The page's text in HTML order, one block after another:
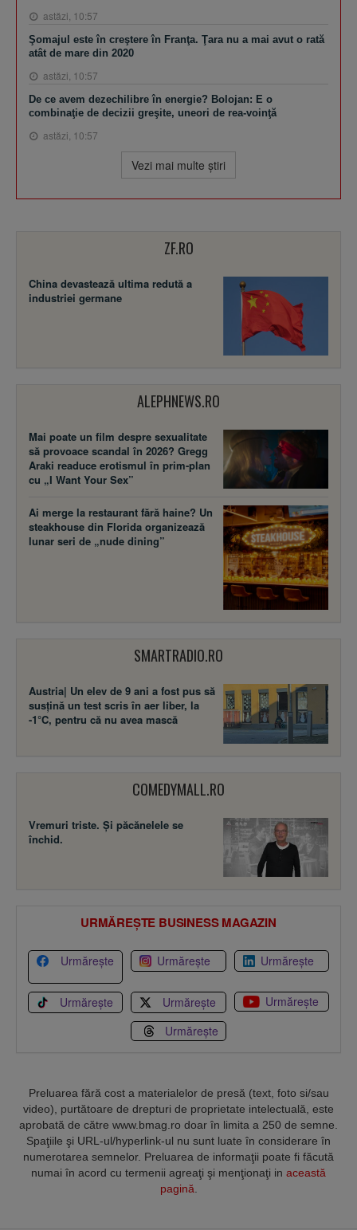
astăzi, 10:57
Şomajul este în creştere în Franţa. Ţara nu a mai avut o rată
atât de mare din 2020
astăzi, 10:57
De ce avem dezechilibre în energie? Bolojan: E o
combinaţie de decizii greşite, uneori de rea-voinţă
astăzi, 10:57
Vezi mai multe ştiri
ZF.RO
China devastează ultima redută a
industriei germane
ALEPHNEWS.RO
Mai poate un film despre sexualitate
să provoace scandal în 2026? Gregg
Araki readuce erotismul în prim-plan
cu „I Want Your Sex”
Ai merge la restaurant fără haine? Un
steakhouse din Florida organizează
lunar seri de „nude dining”
SMARTRADIO.RO
Austria| Un elev de 9 ani a fost pus să
susţină un test scris în aer liber, la
-1°C, pentru că nu avea mască
COMEDYMALL.RO
Vremuri triste. Şi păcănelele se
închid.
URMĂREȘTE BUSINESS MAGAZIN
Urmărește Urmărește Urmărește
Urmărește Urmărește
Urmărește
Urmărește
Preluarea fără cost a materialelor de presă (text, foto si/sau
video), purtătoare de drepturi de proprietate intelectuală, este
aprobată de către www.bmag.ro doar în limita a 250 de semne.
Spaţiile şi URL-ul/hyperlink-ul nu sunt luate în considerare în
numerotarea semnelor. Preluarea de informaţii poate fi făcută
numai în acord cu termenii agreaţi şi menţionaţi in această
pagină